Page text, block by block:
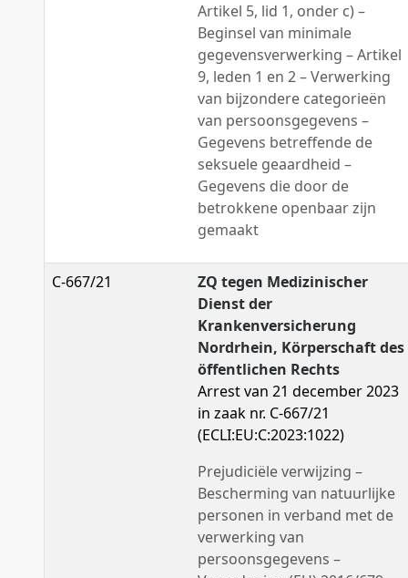
Artikel 5, lid 1, onder c) –
Beginsel van minimale
gegevensverwerking – Artikel
9, leden 1 en 2 – Verwerking
van bijzondere categorieën
van persoonsgegevens –
Gegevens betreffende de
seksuele geaardheid –
Gegevens die door de
betrokkene openbaar zijn
gemaakt
C-667/21
ZQ tegen Medizinischer
Dienst der
Krankenversicherung
Nordrhein, Körperschaft des
öffentlichen Rechts
Arrest van 21 december 2023
in zaak nr. C-667/21
(ECLI:EU:C:2023:1022)
Prejudiciële verwijzing –
Bescherming van natuurlijke
personen in verband met de
verwerking van
persoonsgegevens –